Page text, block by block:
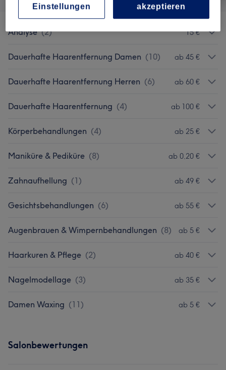
Analyse (2) 15 €
Dauerhafte Haarentfernung Damen (10) ab 45 €
Dauerhafte Haarentfernung Herren (6) ab 60 €
Dauerhafte Haarentfernung (4) ab 100 €
Körperbehandlungen (4) ab 25 €
Maniküre & Pediküre (8) ab 0,20 €
Zahnaufhellung (1) ab 49 €
Gesichtsbehandlungen (6) ab 55 €
Augenbrauen & Wimpernbehandlungen (8) ab 5 €
Haarkuren & Pflege (2) ab 40 €
Nagelmodellage (3) ab 35 €
Damen Waxing (11) ab 5 €
Salonbewertungen
Einstellungen
akzeptieren